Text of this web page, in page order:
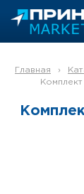
Главная ›